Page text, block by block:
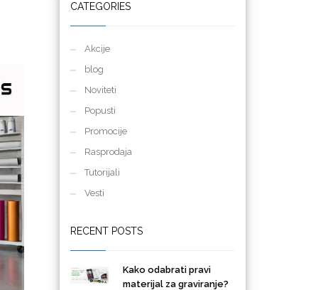
CATEGORIES
Akcije
blog
Noviteti
Popusti
Promocije
Rasprodaja
Tutorijali
Vesti
RECENT POSTS
Kako odabrati pravi
materijal za graviranje?